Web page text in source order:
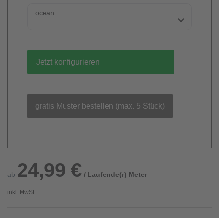
ocean
Jetzt konfigurieren
gratis Muster bestellen (max. 5 Stück)
ab 24,99 € / Laufende(r) Meter
inkl. MwSt.